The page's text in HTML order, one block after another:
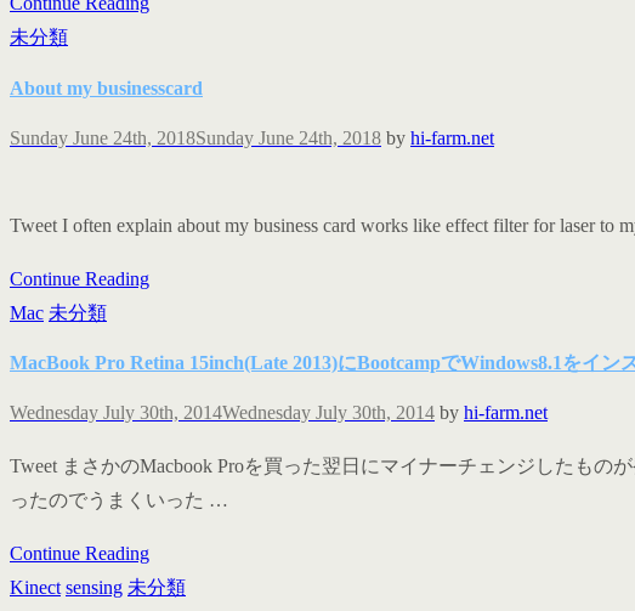
未分類
About my businesscard
Sunday June 24th, 2018Sunday June 24th, 2018 by hi-farm.net
Tweet I often explain about my business card works like effect filter for laser to
Continue Reading
Mac 未分類
MacBook Pro Retina 15inch(Late 2013)にBootcampでWindows8.1をイン
Wednesday July 30th, 2014Wednesday July 30th, 2014 by hi-farm.net
Tweet まさかのMacbook Proを買った翌日にマイナーチェンジしたもの
ったのでうまくいった …
Continue Reading
Kinect sensing 未分類